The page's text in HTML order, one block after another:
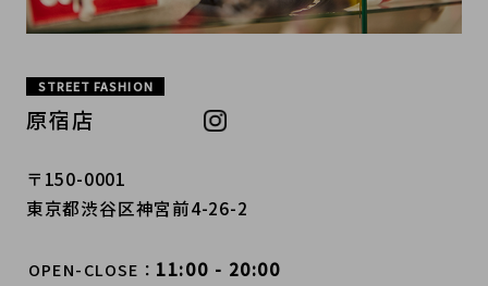
STREET FASHION
原宿店
〒150-0001
東京都渋谷区神宮前4-26-2
OPEN-CLOSE 11:00 - 20:00